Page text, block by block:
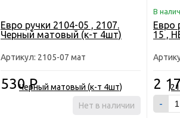
Евро ручки 2104-05 , 2107.
Черный матовый (к-т 4шт)
Артикул: 2105-07 мат
530Р
Нет в наличии
В
Евро
15 ,
2
-